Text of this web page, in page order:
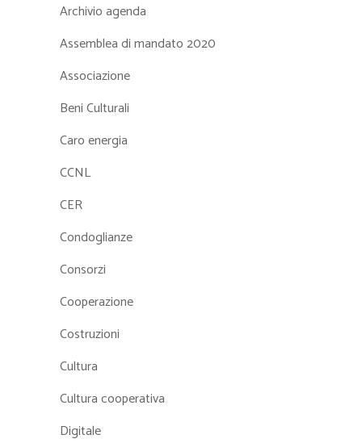
Archivio agenda
Assemblea di mandato 2020
Associazione
Beni Culturali
Caro energia
CCNL
CER
Condoglianze
Consorzi
Cooperazione
Costruzioni
Cultura
Cultura cooperativa
Digitale